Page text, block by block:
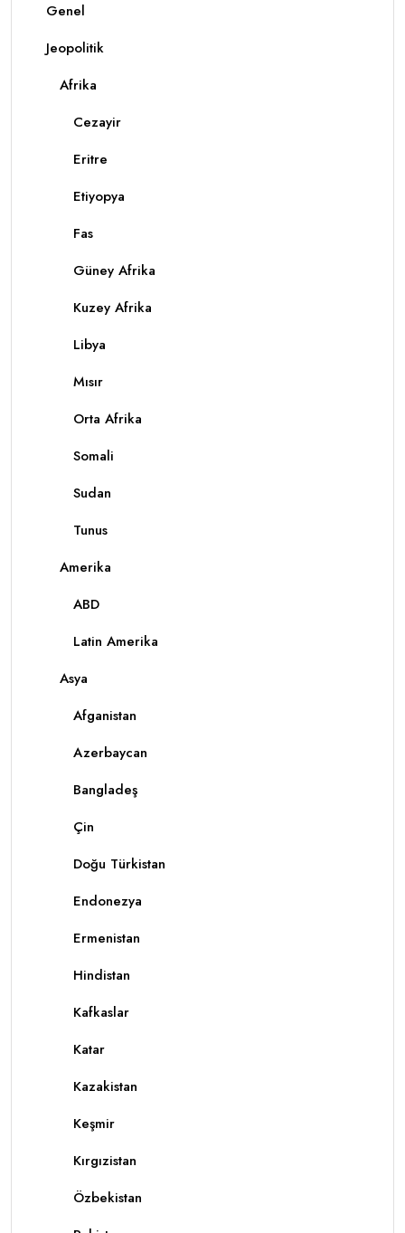
Genel
Jeopolitik
Afrika
Cezayir
Eritre
Etiyopya
Fas
Güney Afrika
Kuzey Afrika
Libya
Mısır
Orta Afrika
Somali
Sudan
Tunus
Amerika
ABD
Latin Amerika
Asya
Afganistan
Azerbaycan
Bangladeş
Çin
Doğu Türkistan
Endonezya
Ermenistan
Hindistan
Kafkaslar
Katar
Kazakistan
Keşmir
Kırgızistan
Özbekistan